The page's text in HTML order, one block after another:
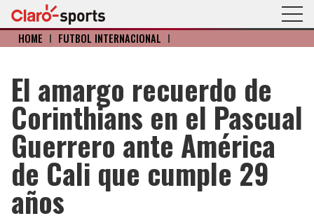
HOME I FÚTBOL INTERNACIONAL I
El amargo recuerdo de
Corinthians en el Pascual
Guerrero ante América
de Cali que cumple 29
años